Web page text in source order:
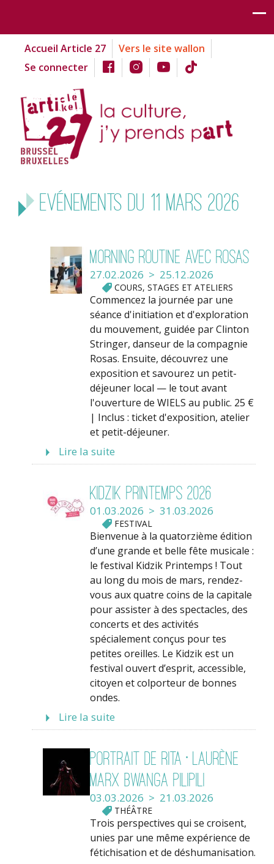
Accueil Article 27
Vers le site wallon
Se connecter
Evénements du 11 mars 2026
Morning Routine avec Rosas
27.02.2026 > 25.12.2026
COURS, STAGES ET ATELIERS
Commencez la journée par une
séance d'initiation et d'exploration
du mouvement, guidée par Clinton
Stringer, danseur de la compagnie
Rosas. Ensuite, découvrez une
exposition et savourez un petit-
déjeuner local — le tout avant
l'ouverture de WIELS au public. 25 €
| Inclus : ticket d'exposition, atelier
et petit-déjeuner.
Lire la suite
Kidzik Printemps 2026
01.03.2026 > 31.03.2026
FESTIVAL
Bienvenue à la quatorzième édition
d’une grande et belle fête musicale :
le festival Kidzik Printemps ! Tout
au long du mois de mars, rendez-
vous aux quatre coins de la capitale
pour assister à des spectacles, des
concerts et des activités
spécialement conçus pour tes
petites oreilles. Le Kidzik est un
festival ouvert d’esprit, accessible,
citoyen et colporteur de bonnes
ondes.
Lire la suite
Portrait de Rita • Laurène
Marx Bwanga Pilipili
03.03.2026 > 21.03.2026
THÉÂTRE
Trois perspectives qui se croisent,
unies par une même expérience de
fétichisation et de déshumanisation.